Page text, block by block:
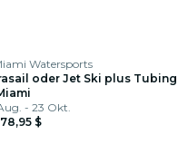
Watersports
oder Jet Ski plus Tubing
- 23 Okt.
78,95 $